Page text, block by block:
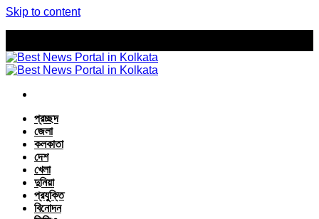
Skip to content
প্রচ্ছদ
জেলা
কলকাতা
দেশ
খেলা
দুনিয়া
প্রযুক্তি
বিনোদন